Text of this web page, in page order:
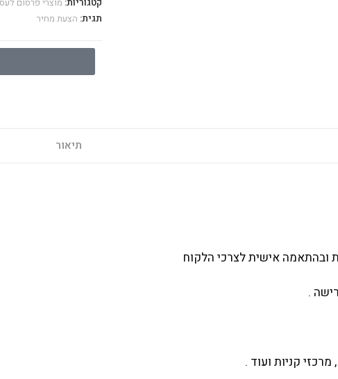
קטגוריות: מוצרי פרסום
תגית: הצעת מחיר
תיאור
ובהתאמה אישית לצרכי הלקוח
.
קניות ועוד .